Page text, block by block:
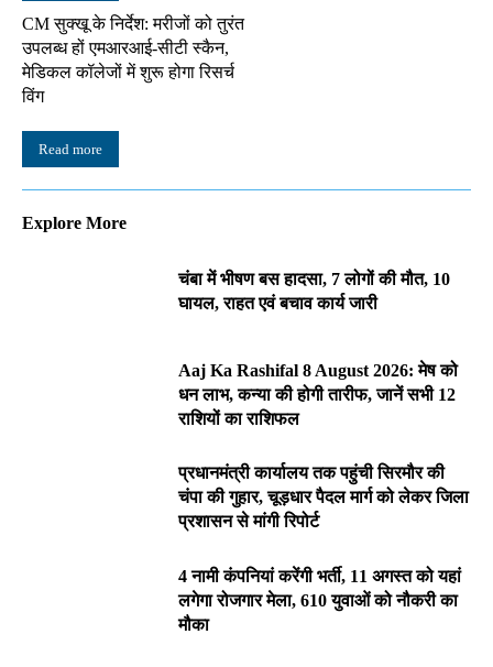
CM सुक्खू के निर्देश: मरीजों को तुरंत
उपलब्ध हों एमआरआई-सीटी स्कैन,
मेडिकल कॉलेजों में शुरू होगा रिसर्च
विंग
Read more
Explore More
चंबा में भीषण बस हादसा, 7 लोगों की मौत, 10
घायल, राहत एवं बचाव कार्य जारी
Aaj Ka Rashifal 8 August 2026: मेष को
धन लाभ, कन्या की होगी तारीफ, जानें सभी 12
राशियों का राशिफल
प्रधानमंत्री कार्यालय तक पहुंची सिरमौर की
चंपा की गुहार, चूड़धार पैदल मार्ग को लेकर जिला
प्रशासन से मांगी रिपोर्ट
4 नामी कंपनियां करेंगी भर्ती, 11 अगस्त को यहां
लगेगा रोजगार मेला, 610 युवाओं को नौकरी का
मौका